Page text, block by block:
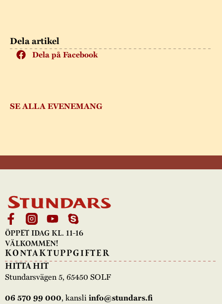
Dela artikel
Dela på Facebook
SE ALLA EVENEMANG
ÖPPET IDAG KL. 11-16
VÄLKOMMEN!
KONTAKTUPPGIFTER
HITTA HIT
Stundarsvägen 5, 65450 SOLF
06 570 99 000, kansliinfo@stundars.fi